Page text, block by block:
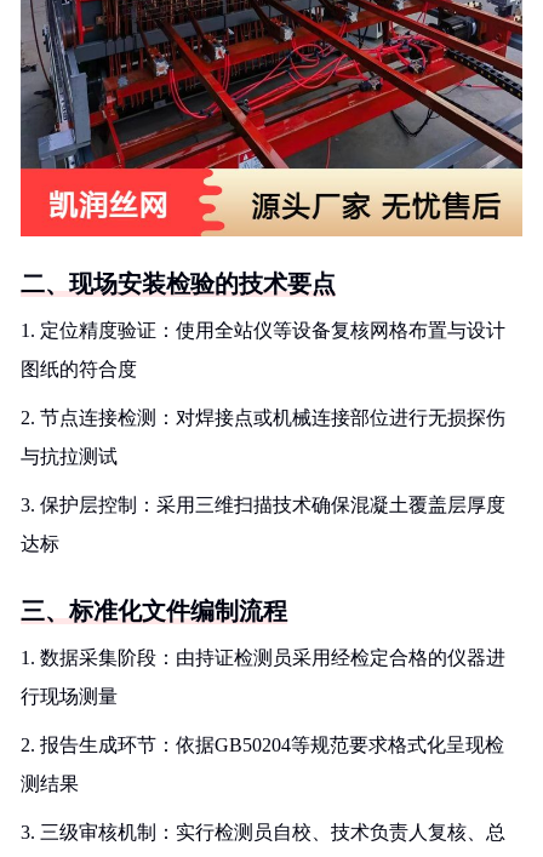
二、现场安装检验的技术要点
1. 定位精度验证：使用全站仪等设备复核网格布置与设计
图纸的符合度
2. 节点连接检测：对焊接点或机械连接部位进行无损探伤
与抗拉测试
3. 保护层控制：采用三维扫描技术确保混凝土覆盖层厚度
达标
三、标准化文件编制流程
1. 数据采集阶段：由持证检测员采用经检定合格的仪器进
行现场测量
2. 报告生成环节：依据GB50204等规范要求格式化呈现检
测结果
3. 三级审核机制：实行检测员自校、技术负责人复核、总